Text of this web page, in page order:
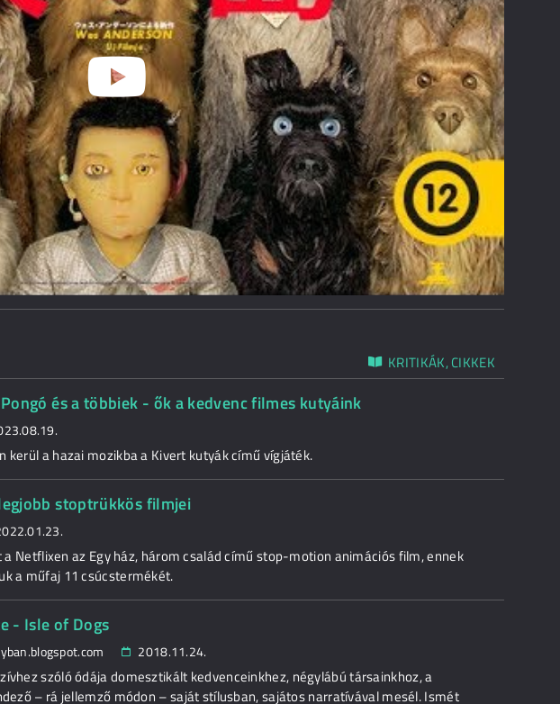
KRITIKÁK, CIKKEK
és a többiek - ők a kedvenc filmes kutyáink
kerül a hazai mozikba a Kivert kutyák című vígjáték.
stoptrükkös filmjei
Netflixen az Egy ház, három család című stop-motion animációs film, ennek
a műfaj 11 csúcstermékét.
- Isle of Dogs
2018.11.24.
szóló ódája domesztikált kedvenceinkhez, négylábú társainkhoz, a
– rá jellemző módon – saját stílusban, sajátos narratívával mesél. Ismét